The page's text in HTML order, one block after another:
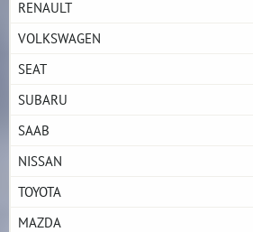
RENAULT
VOLKSWAGEN
SEAT
SUBARU
SAAB
NISSAN
TOYOTA
MAZDA